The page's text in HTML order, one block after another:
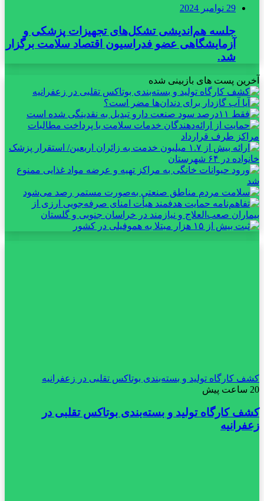
29 نوامبر 2024
جلسه هم‌اندیشی تشکل‌های تجهیزات پزشکی و
آزمایشگاهی عضو فدراسیون اقتصاد سلامت برگزار
شد.
آخرین پست های بازبینی شده
کشف کارگاه تولید و بسته‌بندی بوتاکس تقلبی در زعفرانیه
20 ساعت پیش
کشف کارگاه تولید و بسته‌بندی بوتاکس تقلبی در
زعفرانیه